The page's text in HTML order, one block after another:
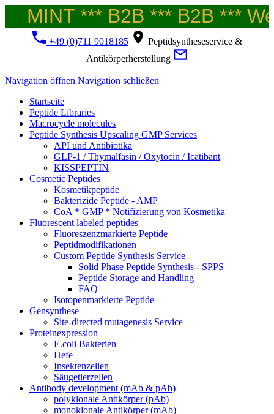
MINT *** B2B *** B2B ***
+49 (0)711 9018185
Peptidsyntheseservice &
Antikörperherstellung
Navigation öffnen Navigation schließen
Startseite
Peptide Libraries
Macrocycle molecules
Peptide Synthesis Upscaling GMP Services
API und Antibiotika
GLP-1 / Thymalfasin / Oxytocin / Icatibant
KISSPEPTIN
Cosmetic Peptides
Kosmetikpeptide
Bakterizide Peptide - AMP
CoA * GMP * Notifizierung von Kosmetika
Fluorescent labeled peptides
Fluoreszenzmarkierte Peptide
Peptidmodifikationen
Custom Peptide Synthesis Service
Solid Phase Peptide Synthesis - SPPS
Peptide Storage and Handling
FAQ
Isotopenmarkierte Peptide
Gensynthese
Site-directed mutagenesis Service
Proteinexpression
E.coli Bakterien
Hefe
Insektenzellen
Säugetierzellen
Antibody development (mAb & pAb)
polyklonale Antikörper (pAb)
monoklonale Antikörper (mAb)